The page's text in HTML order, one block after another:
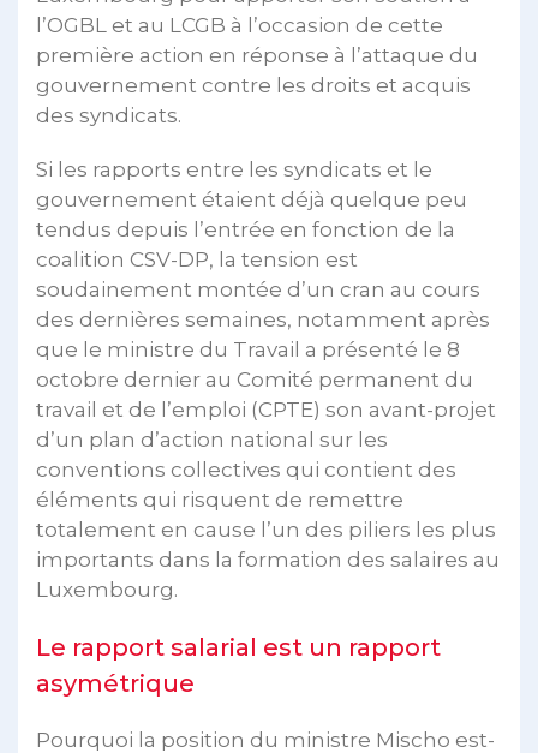
l’OGBL et au LCGB à l’occasion de cette
première action en réponse à l’attaque du
gouvernement contre les droits et acquis
des syndicats.
Si les rapports entre les syndicats et le
gouvernement étaient déjà quelque peu
tendus depuis l’entrée en fonction de la
coalition CSV-DP, la tension est
soudainement montée d’un cran au cours
des dernières semaines, notamment après
que le ministre du Travail a présenté le 8
octobre dernier au Comité permanent du
travail et de l’emploi (CPTE) son avant-projet
d’un plan d’action national sur les
conventions collectives qui contient des
éléments qui risquent de remettre
totalement en cause l’un des piliers les plus
importants dans la formation des salaires au
Luxembourg.
Le rapport salarial est un rapport
asymétrique
Pourquoi la position du ministre Mischo est-